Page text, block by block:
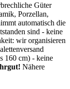
Güter
Porzellan,
automatisch die
sind - keine
wir organisieren
160 cm) - keine
Nähere